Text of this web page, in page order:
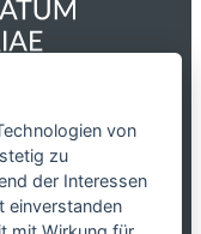
von
zu
der Interessen
einverstanden